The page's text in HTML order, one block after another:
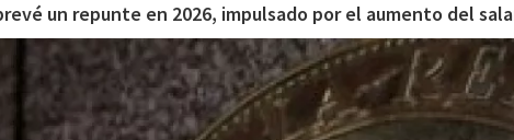
un repunte en 2026, impulsado por el aumento del